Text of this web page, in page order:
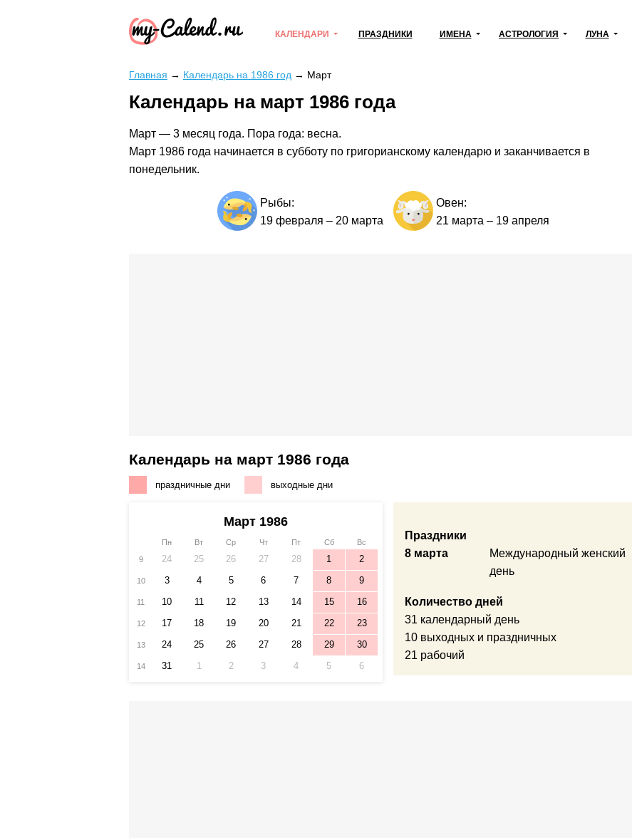
КАЛЕНДАРИ ПРАЗДНИКИ ИМЕНА АСТРОЛОГИЯ ЛУНА
Главная → Календарь на 1986 год → Март
Календарь на март 1986 года
Март — 3 месяц года. Пора года: весна.
Март 1986 года начинается в субботу по григорианскому календарю и заканчивается в
понедельник.
Рыбы:
19 февраля – 20 марта
Овен:
21 марта – 19 апреля
Календарь на март 1986 года
праздничные дни выходные дни
Март 1986
Пн Вт Ср Чт Пт Сб
Вс
9
24 25 26 27 28 1 2
10 3 4 5 6 7 8 9
11 10 11 12 13 14 15 16
12 17 18 19 20 21 22 23
13 24 25 26 27 28 29 30
14 31 1 2 3 4 5 6
Праздники
8 марта
Международный женский
день
Количество дней
31 календарный день
10 выходных и праздничных
21 рабочий